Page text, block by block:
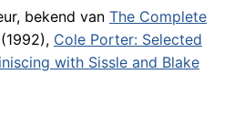
bekend van The Complete
(1992), Cole Porter: Selected
with Sissle and Blake